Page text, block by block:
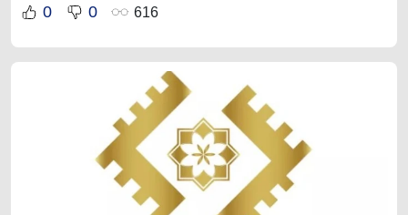
0 0 616